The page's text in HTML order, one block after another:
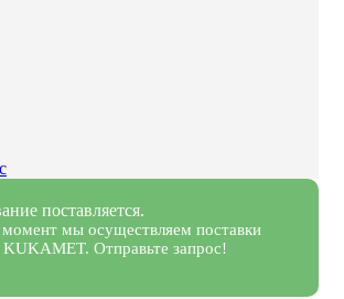
поставляется.
мы осуществляем поставки
Отправьте запрос!